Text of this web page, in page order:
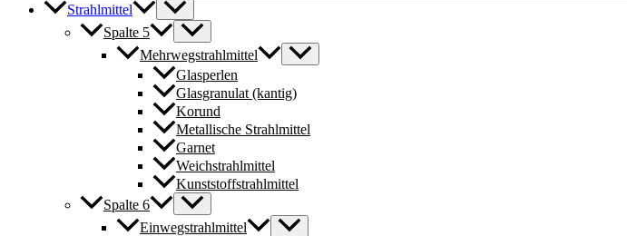
Strahlmittel
Spalte 5
Mehrwegstrahlmittel
Glasperlen
Glasgranulat (kantig)
Korund
Metallische Strahlmittel
Garnet
Weichstrahlmittel
Kunststoffstrahlmittel
Spalte 6
Einwegstrahlmittel